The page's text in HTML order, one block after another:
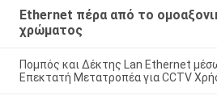
Ethernet πέρα από το
χρώματος
Πομπός και Δέκτης Lan Ethernet
Επεκτατή Μετατροπέα για CCTV